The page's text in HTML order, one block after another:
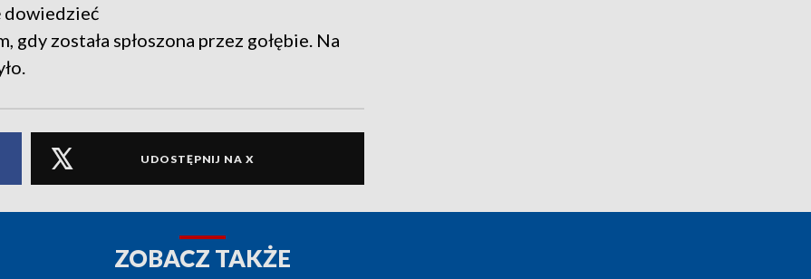
dowiedzieć
gdy została spłoszona przez gołębie. Na
UDOSTĘPNIJ NA X
ZOBACZ TAKŻE